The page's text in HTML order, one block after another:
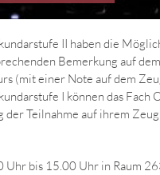
II haben die
Bemerkung auf
(mit einer Note auf dem
I können das
Teilnahme auf ihrem
bis 15.00 Uhr in Raum